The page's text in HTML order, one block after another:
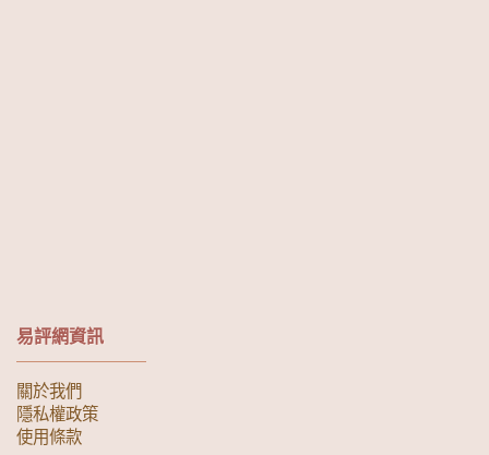
易評網資訊
關於我們
隱私權政策
使用條款